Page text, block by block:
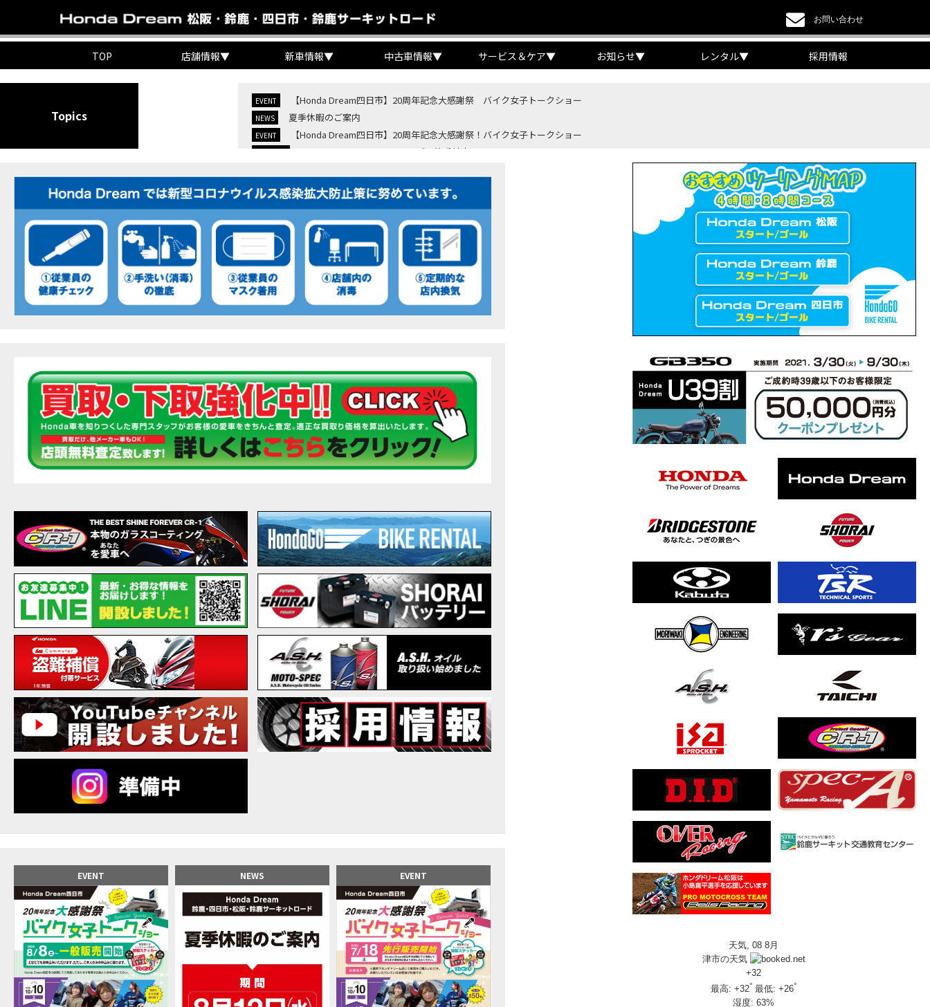
お問い合わせ
TOP 店舗情報▼ 新車情報▼ 中古車情報▼ サービス＆ケア▼ お知らせ▼ レンタル▼ 採用情報
Topics
EVENT 【Honda Dream四日市】20周年記念大感謝祭 バイク女子トークショー
NEWS 夏季休暇のご案内
EVENT 【Honda Dream四日市】20周年記念大感謝祭！バイク女子トークショー
CB400 SUPER FORE E-Clutchご予約受付中！
MOVIE 【Hondaバイク】【タイヤ交換】鈍感な私が初めて性能を実感した【三重県】【Honda DREAM】
7/4・5 鈴鹿８時間耐久ロードレースTSRを一緒に応援しましょう！
EVENT KOOD クロモリアクスルシャフトお客様のバイクで体感試走
MOVIE 【三重→香川】このバイク、なんだと思いますか？【ホンダ バイク】【Honda DREAM】【三重県】
EVENT “コカ・コーラ”鈴鹿８時間耐久ロードレース 第47回大会「TSR応援席プレミアムチケット販売開始！」
MOVIE 【ホンダ バイク】バイクを長持ちさせる洗車を教えてもらった【プロの裏ワザ】
MOVIE 【ホンダ バイク】CRF1100L Africa Twinは女性ライダーでも快適か？四国ツーリング【X-ADVオーナー目線】
MOVIE 【ホンダ バイク】DCTが搭載しているバイクに試乗したんだけどなめてました・・【Rebel 1100 S Edition Dual Clutch Transmission】
MOVIE 【ホンダ バイク】「ボカロ文化」を知ろう ナビゲーションをスキップ 検索 作成 6 アバターの画像 三重県を巡る女性ライダーの4日間！ポケふた全制覇ツーリング Honda CB1000F
EVENT ［三重県下最大級のバイクイベント］2026MIE BIKE FES開催 情報2
EVENT ［三重県下最大級のバイクイベント］2026MIE BIKE FES開催 情報１
CAMPAIGN 免許取得サポートキャンペーン実施中！
EVENT ［三重県下最大級のバイクイベント］2026MIE BIKE FES開催
MOVIE 【ホンダ バイク】【バイク女子】怖くて乗れなかったあの憧れバイク、ついに乗ります！
MOVIE 【ホンダ バイク】CB1000F 4台で三重県ツーリング！梅本まどかさん、MIISAさんと一日笑った【ポケふた】Honda
MOVIE 【ホンダ バイク】【GB350C S】梅本まどかさんと三重県ツーリング満喫しました！ポケふた探し第1弾【モトブログ】
MOVIE 【ホンダドリーム新春初売り特別企画】のご紹介！！
MOVIE こんなことある？！CB1000Fでツーリングイベントに参戦したのだが・・
【新車】CB1000Fで11時間ツーリングした素直なレビュー【モトブログ】Honda CB
MOVIE 【事故寸前】200kmレッカー、そしてさらなる原因が判明し、修理代が膨れ上がった結果
NEW BIKENEWS Dio Lite 新基準原付 販売中！
MOVIE 【バイク女子】高速道路走行中にバイクから異音が。レッカーされる事態になりました…
MOVIE 2025X-ADV 最高の旅バイクで街乗りも最適！ADVが20台でツーリングしました｜Honda ADV160
NEW BIKENEWS CB1000F販売中！！
MOVIE 【バイク女子】ごめんなさい。大切なツーリングでやらかしてしまった…
MOVIE 【バイク女子】下道444kmぶっ通しで走った結果がヤバかった
MOVIE 【バイク女子】最安！三重→東京〇〇〇円で行けちゃった
MOVIE 新型スーパーカブ110レビュー！C125 CT125で女子ツーリング 最高！Honda Super Cub(JA59)
正統派NC750X！大型二輪教習から10年目の素直な感想|Honda NC750X DCT【バイク女子ツーリング】
MOVIE 女が乗るバイクじゃない？低身長女が検証します
MOVIE 【福井1泊ツーリング】バイク女子、仲悪いって本当？
MOVIE 大型ツアラー！Gold Wing Tour 50th ANNIVWRSARYは女性ライダーでもツーリングを楽しめるのか検証してみた｜Honda ゴールドウイング
MOVIE 【Monkey125】初めてモンキー！意外な◯◯へ行って来た【三重ホンダヒート】
NEW BIKE 大型ツアラー「Gold Wing Tour」と特別仕様の 「Gold Wing Tour 50th ANNIVERSARY」を 受注期間限定で発売
MOVIE 【三重県】女性ライダーツーリングを満喫しました｜CB1000HORNET CB750HORNET CB650R E-Clutch
MOVIE 【女子ツーの実態】恥ずかしいけど、暴露しました。
MOVIE オイル交換に行ったつもりが…まさかの大出費！？
EVENT NEWS EVENT
天気, 08 8月
津市の天気
+32
最高: +32° 最低: +26°
湿度: 63%